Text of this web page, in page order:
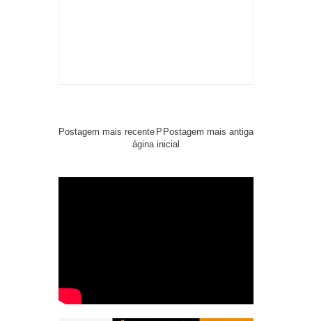
Postagem mais recente Postagem mais antiga
P
ágina inicial